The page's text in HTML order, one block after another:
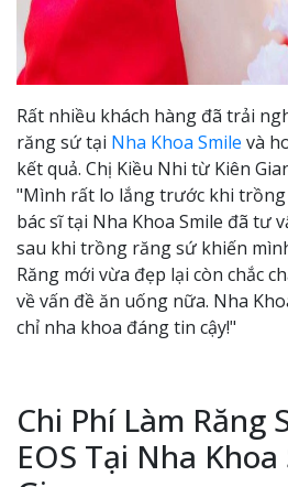
Rất nhiều khách hàng đã trải
răng sứ tại Nha Khoa Smile và
kết quả. Chị Kiều Nhi từ Kiên
"Mình rất lo lắng trước khi
bác sĩ tại Nha Khoa Smile đã tư
sau khi trồng răng sứ khiến
Răng mới vừa đẹp lại còn chắc
về vấn đề ăn uống nữa. Nha
chỉ nha khoa đáng tin cậy!"
Chi Phí Làm Răng
EOS Tại Nha